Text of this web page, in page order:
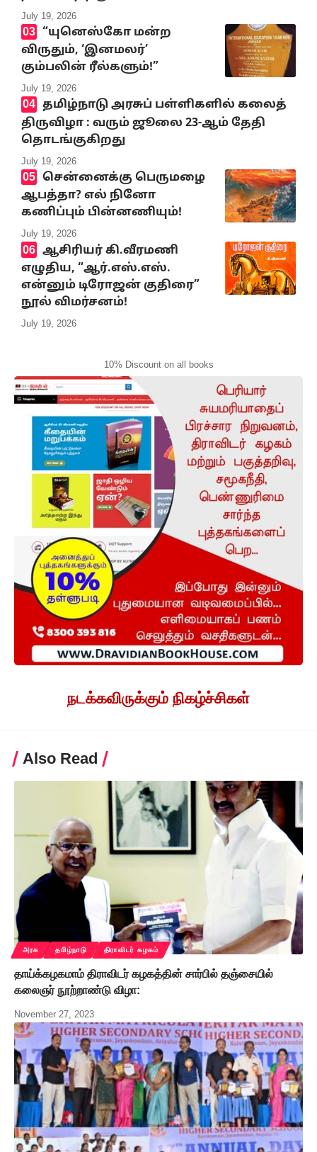
July 19, 2026
“யுனெஸ்கோ மன்ற
விருதும், ‘இனமலர்’
கும்பலின் ரீல்களும்!”
July 19, 2026
தமிழ்நாடு அரசுப் பள்ளிகளில் கலைத்
திருவிழா : வரும் ஜூலை 23-ஆம் தேதி
தொடங்குகிறது
July 19, 2026
சென்னைக்கு பெருமழை
ஆபத்தா? எல் நினோ
கணிப்பும் பின்னணியும்!
July 19, 2026
ஆசிரியர் கி.வீரமணி
எழுதிய, “ஆர்.எஸ்.எஸ்.
என்னும் டிரோஜன் குதிரை”
நூல் விமர்சனம்!
July 19, 2026
10% Discount on all books
நடக்கவிருக்கும் நிகழ்ச்சிகள்
Also Read
அரசு தமிழ்நாடு திராவிடர் கழகம்
தாய்க்கழகமாம் திராவிடர் கழகத்தின் சார்பில் தஞ்சையில்
கலைஞர் நூற்றாண்டு விழா:
November 27, 2023